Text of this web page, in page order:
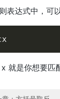
表达式中，可
就是你想要匹